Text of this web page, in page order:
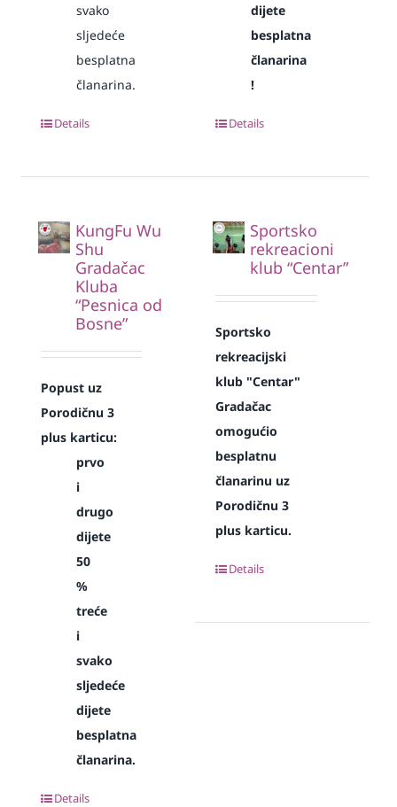
svako
sljedeće
besplatna
članarina.
Details
dijete
besplatna
članarina
!
Details
KungFu Wu
Shu
Gradačac
Kluba
“Pesnica od
Bosne”
Popust uz
Porodičnu 3
plus karticu:
prvo
i
drugo
dijete
50
%
treće
i
svako
sljedeće
dijete
besplatna
članarina.
Details
Sportsko
rekreacioni
klub “Centar”
Sportsko
rekreacijski
klub "Centar"
Gradačac
omogućio
besplatnu
članarinu uz
Porodičnu 3
plus karticu.
Details